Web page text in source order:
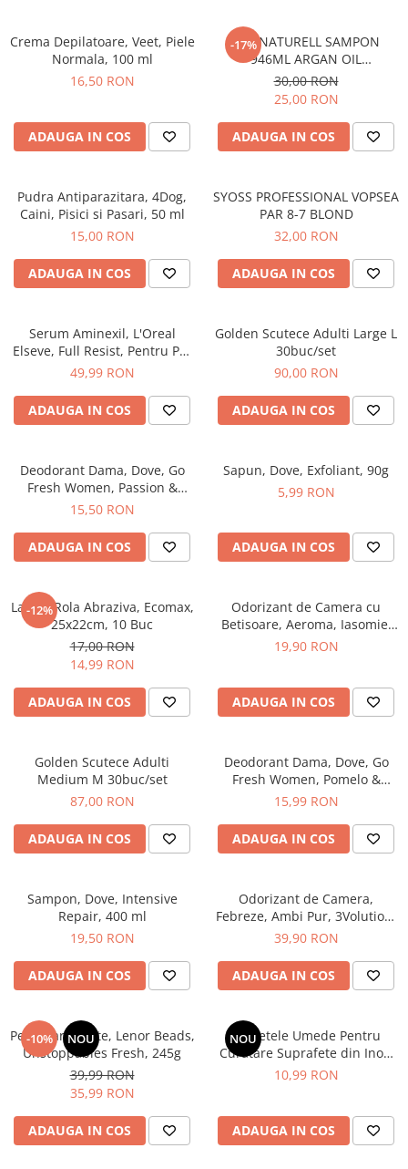
Igiena Intima
Absorbante
Absorbante Incontinenta
Lotiuni si Geluri Intime
Servetele Umede pentru Adulti
Igiena Orala
Apa de Gura
Pasta de Dinti
Ingrijire Buze
Ingrijirea Parului
Produse Styling
Sampon Uscat
Tratament de Par
Ingrijirea Picioarelor
Creme de Fata
Demachiere
Manichiura si Pedichiura
Parfumuri
Body Mist
Pentru Femei
Unisex
Produse Barbierit
After Shave
After Shave Balsam
Geluri si Spume de Ras
Ingrijire Barba
Seturi Cadou
Pentru Femei
Uz Sanitar
Solutii Curatare Pardoseli
Solutii Curatare Suprafete Diverse
Solutii Intretinere Textile
Universale
Decoratiuni interior
Hartie Igienica
Ingrijire Incaltaminte
Lavete si Bureti
Manusi Menaj
Saci Menajeri
Crema Depilatoare, Veet, Piele
Normala, 100 ml
16,50 RON
ADAUGA IN COS
-17%
BIO NATURELL SAMPON
946ML ARGAN OIL
&COLLAGEN
30,00 RON
25,00 RON
ADAUGA IN COS
Pudra Antiparazitara, 4Dog,
Caini, Pisici si Pasari, 50 ml
15,00 RON
ADAUGA IN COS
SYOSS PROFESSIONAL VOPSEA
PAR 8-7 BLOND
32,00 RON
ADAUGA IN COS
Serum Aminexil, L'Oreal
Elseve, Full Resist, Pentru Par
cu Tendinta de Cadere, 100
49,99 RON
ADAUGA IN COS
Golden Scutece Adulti Large L
30buc/set
90,00 RON
ADAUGA IN COS
Deodorant Dama, Dove, Go
Fresh Women, Passion &
Lemongrass, Spray, 150 ml
15,50 RON
ADAUGA IN COS
Sapun, Dove, Exfoliant, 90g
5,99 RON
ADAUGA IN COS
-12%
Laveta Rola Abraziva, Ecomax,
25x22cm, 10 Buc
17,00 RON
14,99 RON
ADAUGA IN COS
Odorizant de Camera cu
Betisoare, Aeroma, Iasomie,
125 ml -
19,90 RON
ADAUGA IN COS
Golden Scutece Adulti
Medium M 30buc/set
87,00 RON
ADAUGA IN COS
Deodorant Dama, Dove, Go
Fresh Women, Pomelo &
Lemongrass, Spray, 150 ml
15,99 RON
ADAUGA IN COS
Sampon, Dove, Intensive
Repair, 400 ml
19,50 RON
ADAUGA IN COS
Odorizant de Camera,
Febreze, Ambi Pur, 3Volution,
Aparat Electric + Rezerva,
39,90 RON
ADAUGA IN COS
-10% NOU
Perle Parfumate, Lenor Beads,
Unstoppables Fresh, 245g
39,99 RON
35,99 RON
ADAUGA IN COS
NOU
Servetele Umede Pentru
Curatare Suprafete din Inox,
Green Shield, 70 buc
10,99 RON
ADAUGA IN COS